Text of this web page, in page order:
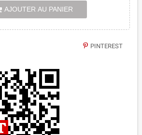
AJOUTER AU PANIER
PINTEREST